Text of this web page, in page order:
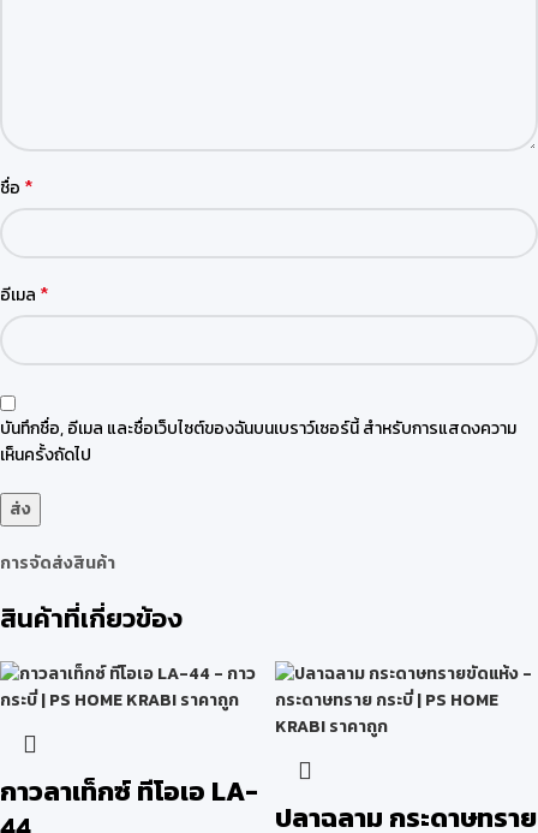
ชื่อ *
อีเมล *
บันทึกชื่อ, อีเมล และชื่อเว็บไซต์ของฉันบนเบราว์เซอร์นี้ สำหรับการแสดงความ
เห็นครั้งถัดไป
การจัดส่งสินค้า
สินค้าที่เกี่ยวข้อง
กาวลาเท็กซ์ ทีโอเอ LA-
ปลาฉลาม กระดาษทราย